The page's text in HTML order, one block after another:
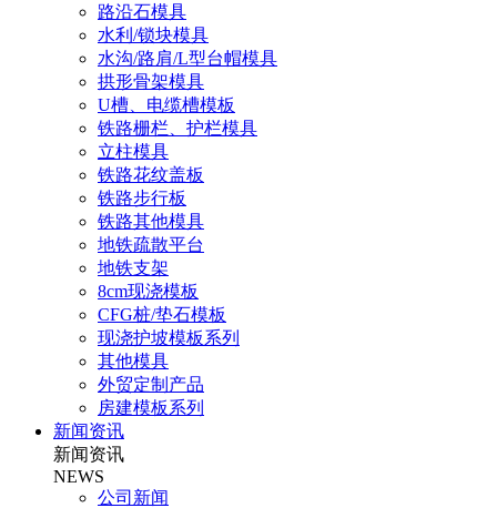
路沿石模具
水利/锁块模具
水沟/路肩/L型台帽模具
拱形骨架模具
U槽、电缆槽模板
铁路栅栏、护栏模具
立柱模具
铁路花纹盖板
铁路步行板
铁路其他模具
地铁疏散平台
地铁支架
8cm现浇模板
CFG桩/垫石模板
现浇护坡模板系列
其他模具
外贸定制产品
房建模板系列
新闻资讯
新闻资讯
NEWS
公司新闻